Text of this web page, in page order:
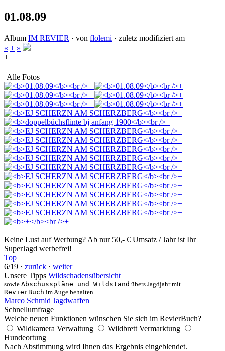
01.08.09
Album IM REVIER · von flolemi · zuletz modifiziert am
« + »
+
Alle Fotos
Keine Lust auf Werbung? Ab nur 50,- € Umsatz / Jahr ist Ihr
SuperJagd werbefrei!
Top
6/19 · zurück · weiter
Unsere Tipps Wildschadensübersicht
sowie Abschusspläne und Wildstand übers Jagdjahr mit
RevierBuch im Auge behalten
Marco Schmid Jagdwaffen
Schnellumfrage
Welche neuen Funktionen wünschen Sie sich im RevierBuch?
Wildkamera Verwaltung
Wildbrett Vermarktung
Hundeortung
Nach Abstimmung wird Ihnen das Ergebnis eingeblendet.